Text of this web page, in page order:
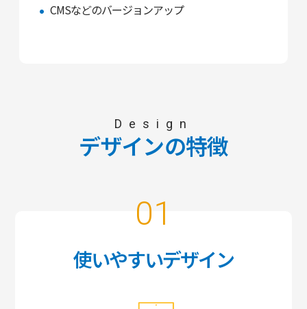
CMSなどのバージョンアップ
Design
デザインの特徴
01
使いやすいデザイン